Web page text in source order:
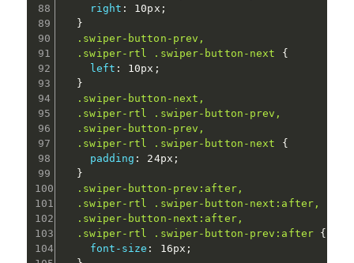
right : 10px ;
}
.swiper-button-prev,
  .swiper-rtl .swiper-button-next
{
left : 10px ;
}
.swiper-button-next,
  .swiper-rtl .swiper-button-prev,
  .swiper-button-prev,
  .swiper-rtl .swiper-button-next
{
padding : 24px ;
}
.swiper-button-prev:after,
  .swiper-rtl .swiper-button-next:after,
  .swiper-button-next:after,
  .swiper-rtl .swiper-button-prev:after
{
font-size : 16px ;